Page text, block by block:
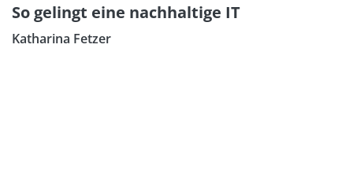
So gelingt eine nachhaltige IT
Katharina Fetzer